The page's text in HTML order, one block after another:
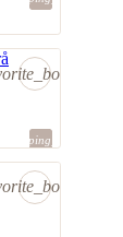
shopping_bag